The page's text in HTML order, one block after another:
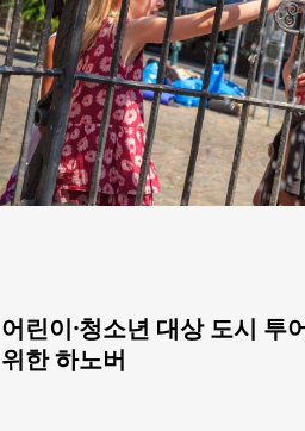
어린이·청소년 대상 도시 투
위한 하노버